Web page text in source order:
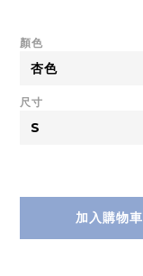
顏色
尺寸
加入購物車